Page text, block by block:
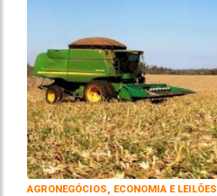
AGRONEGÓCIOS, ECONOMIA E LEILÕES